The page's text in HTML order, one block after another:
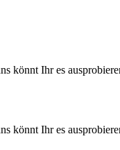
könnt Ihr es
könnt Ihr es